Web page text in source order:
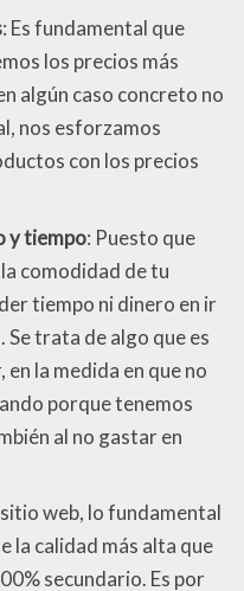
: Es fundamental que
los precios más
algún caso concreto no
nos esforzamos
con los precios
y tiempo: Puesto que
comodidad de tu
tiempo ni dinero en ir
trata de algo que es
la medida en que no
porque tenemos
al no gastar en
sitio web, lo fundamental
la calidad más alta que
secundario. Es por